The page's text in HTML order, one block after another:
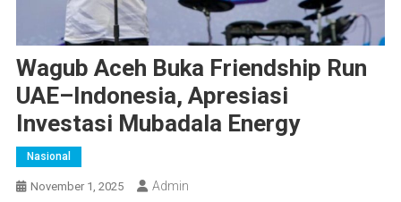
Wagub Aceh Buka Friendship Run
UAE–Indonesia, Apresiasi
Investasi Mubadala Energy
Nasional
November 1, 2025 Admin